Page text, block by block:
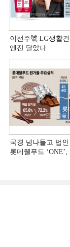
이선주號 LG생활건
엔진 달았다
국경 넘나들고 법
롯데웰푸드 ‘ONE’,